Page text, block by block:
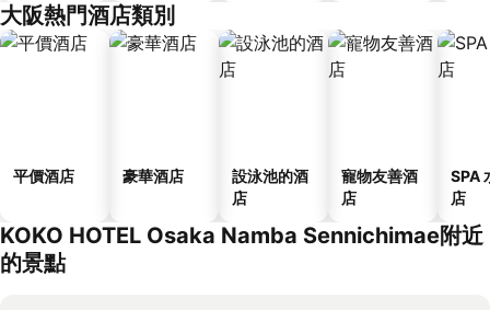
大阪熱門酒店類別
平價酒店 豪華酒店
設泳池的酒
店
寵物友善酒
店
SPA
店
KOKO HOTEL Osaka Namba Sennichimae附近
的景點